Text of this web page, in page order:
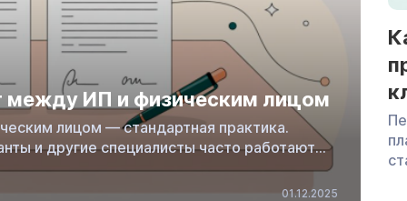
между ИП и физическим лицом
лицом — стандартная практика.
и другие специалисты часто работают
трудовые отношения? Рассказываем, как
в нем указать и как избежать проблем01.12.2025